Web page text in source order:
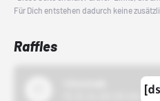
Für Dich entstehen dadurch keine
Raffles